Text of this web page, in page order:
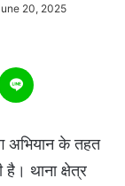
20, 2025
अभियान के तहत
थाना क्षेत्र